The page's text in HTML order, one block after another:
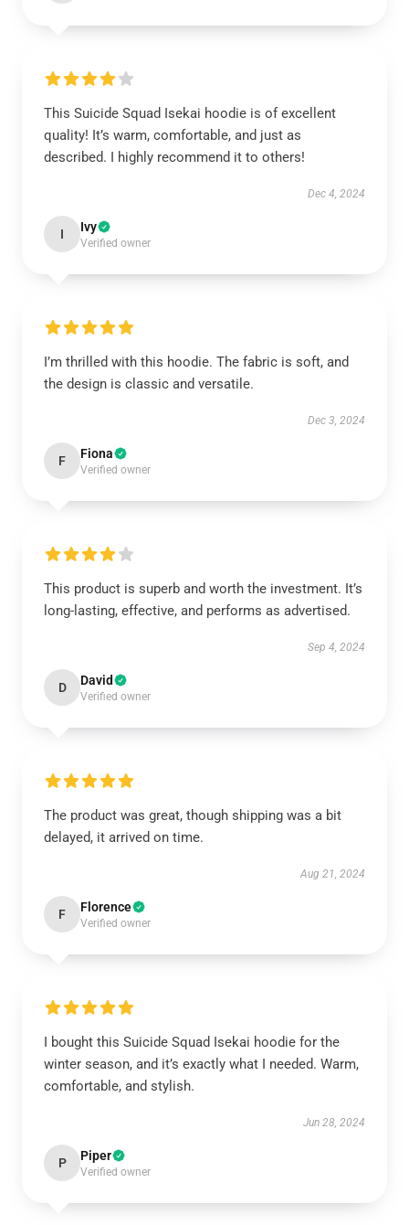
This Suicide Squad Isekai hoodie is of excellent
quality! It’s warm, comfortable, and just as
described. I highly recommend it to others!
Dec 4, 2024
I Ivy
Verified owner
I’m thrilled with this hoodie. The fabric is soft, and
the design is classic and versatile.
Dec 3, 2024
F Fiona
Verified owner
This product is superb and worth the investment. It’s
long-lasting, effective, and performs as advertised.
Sep 4, 2024
D David
Verified owner
The product was great, though shipping was a bit
delayed, it arrived on time.
Aug 21, 2024
F Florence
Verified owner
I bought this Suicide Squad Isekai hoodie for the
winter season, and it’s exactly what I needed. Warm,
comfortable, and stylish.
Jun 28, 2024
P Piper
Verified owner